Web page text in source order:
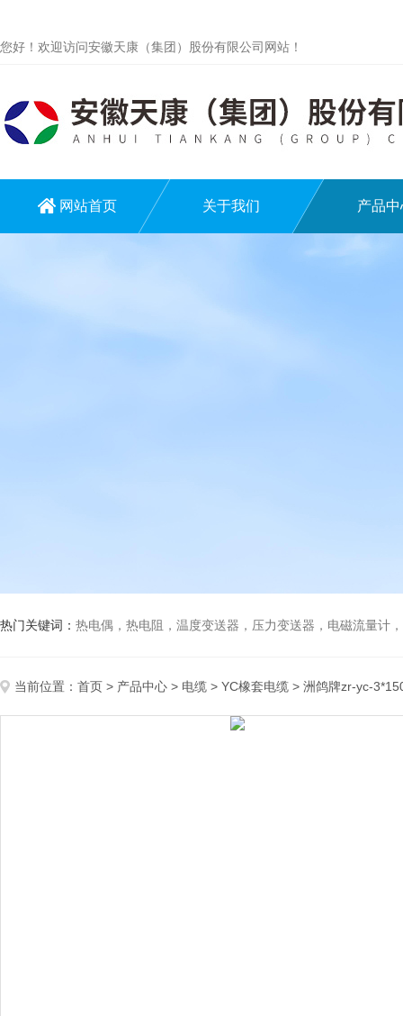
您好！欢迎访问安徽天康（集团）股份有限公司网站！
网站首页 关于我们 产品中
热门关键词： 热电偶，热电阻，温度变送器，压力变送器，电磁流量计，
当前位置： 首页 > 产品中心 > 电缆 > YC橡套电缆 > 洲鸽牌zr-yc-